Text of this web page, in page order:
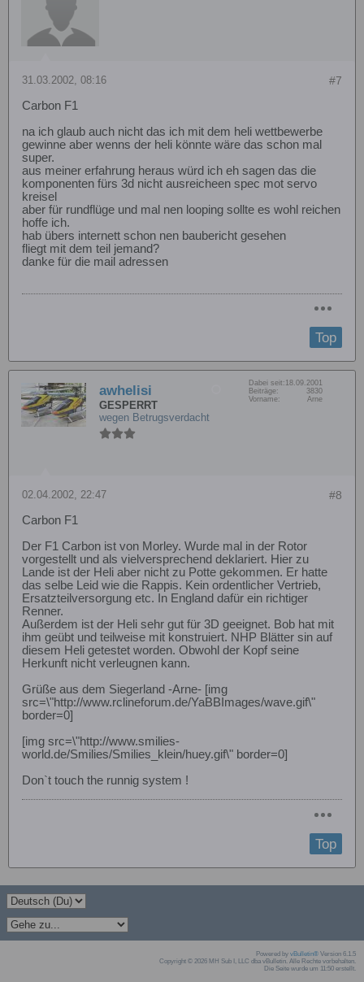
#7
31.03.2002, 08:16
Carbon F1
na ich glaub auch nicht das ich mit dem heli wettbewerbe
gewinne aber wenns der heli könnte wäre das schon mal
super.
aus meiner erfahrung heraus würd ich eh sagen das die
komponenten fürs 3d nicht ausreicheen spec mot servo
kreisel
aber für rundflüge und mal nen looping sollte es wohl reichen
hoffe ich.
hab übers internett schon nen baubericht gesehen
fliegt mit dem teil jemand?
danke für die mail adressen
Top
awhelisi
GESPERRT
wegen Betrugsverdacht
Dabei seit: 18.09.2001
Beiträge:
3830
Vorname:
Arne
#8
02.04.2002, 22:47
Carbon F1
Der F1 Carbon ist von Morley. Wurde mal in der Rotor
vorgestellt und als vielversprechend deklariert. Hier zu
Lande ist der Heli aber nicht zu Potte gekommen. Er hatte
das selbe Leid wie die Rappis. Kein ordentlicher Vertrieb,
Ersatzteilversorgung etc. In England dafür ein richtiger
Renner.
Außerdem ist der Heli sehr gut für 3D geeignet. Bob hat mit
ihm geübt und teilweise mit konstruiert. NHP Blätter sin auf
diesem Heli getestet worden. Obwohl der Kopf seine
Herkunft nicht verleugnen kann.
Grüße aus dem Siegerland -Arne- [img
src=\"http://www.rclineforum.de/YaBBImages/wave.gif\"
border=0]
[img src=\"http://www.smilies-
world.de/Smilies/Smilies_klein/huey.gif\" border=0]
Don`t touch the runnig system !
Top
Powered by vBulletin® Version 6.1.5
Copyright © 2026 MH Sub I, LLC dba vBulletin. Alle Rechte vorbehalten.
Die Seite wurde um 11:50 erstellt.